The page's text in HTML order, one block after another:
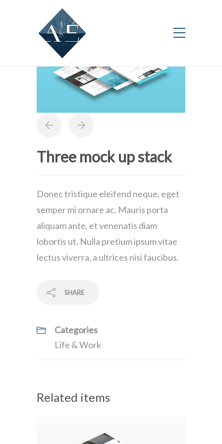
Three mock up stack
Donec tristique eleifend neque, eget
semper mi ornare ac. Mauris porta
aliquam ante, et venenatis diam
lobortis ut. Nulla pretium ipsum vitae
lectus viverra, a ultrices nisi faucibus.
SHARE
Categories
Life & Work
Related items